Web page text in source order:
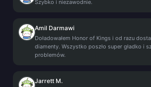
Szybko i niezawodnie.
Amil Darmawi
Doładowałem Honor of Kings i od razu
diamenty. Wszystko poszło super gładko i
problemów.
Jarrett M.